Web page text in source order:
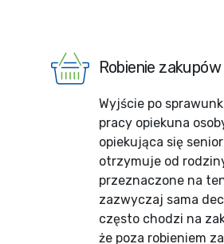
Robienie zakupów
Wyjście po
pracy opiekuna
opiekująca się
otrzymuje od
przeznaczone na
zazwyczaj sama
często chodzi na
że poza robieniem